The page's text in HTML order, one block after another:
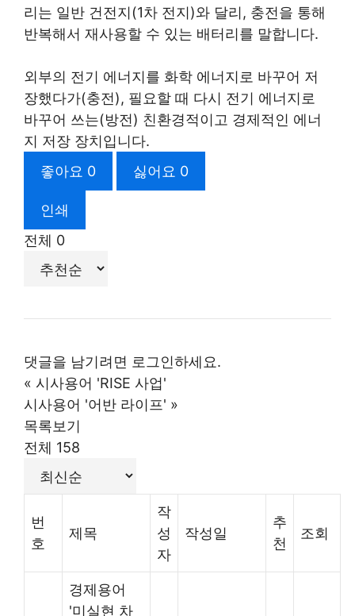
리는 일반 건전지(1차 전지)와 달리, 충전을 통해
반복해서 재사용할 수 있는 배터리를 말합니다.
​외부의 전기 에너지를 화학 에너지로 바꾸어 저
장했다가(충전), 필요할 때 다시 전기 에너지로
바꾸어 쓰는(방전) 친환경적이고 경제적인 에너
지 저장 장치입니다.
좋아요 0 싫어요 0
인쇄
전체 0
댓글을 남기려면 로그인하세요.
« 시사용어 'RISE 사업'
시사용어 '어반 라이프' »
목록보기
전체 158
번
호
제목
작
성
자
작성일
추
천
조회
경제용어
'미실현 차